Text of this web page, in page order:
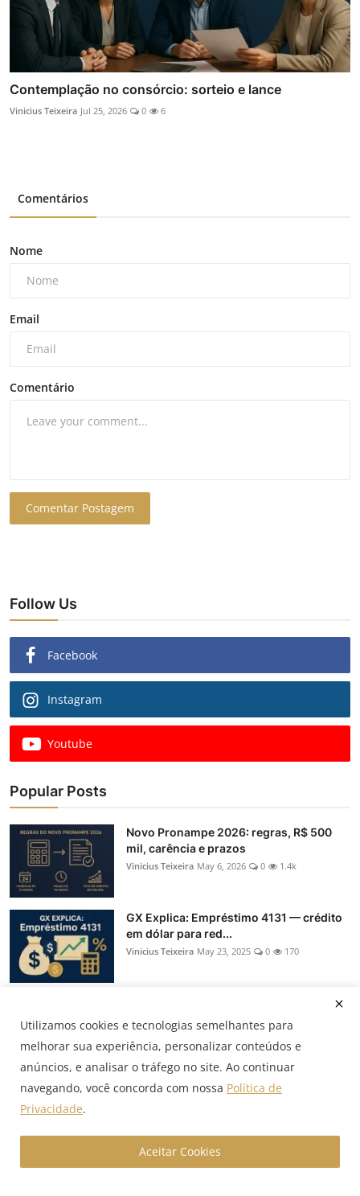
Contemplação no consórcio: sorteio e lance
Vinicius Teixeira Jul 25, 2026 0 6
Comentários
Nome
Email
Comentário
Comentar Postagem
Follow Us
Facebook
Instagram
Youtube
Popular Posts
Novo Pronampe 2026: regras, R$ 500
mil, carência e prazos
Vinicius Teixeira May 6, 2026 0 1.4k
GX Explica: Empréstimo 4131 — crédito
em dólar para red...
Vinicius Teixeira May 23, 2025 0 170
Hedge: NDF, termo, swap e opções — o
que muda na prática
GX Explica: Crédito BNDES — linhas,
Utilizamos cookies e tecnologias semelhantes para
melhorar sua experiência, personalizar conteúdos e
anúncios, e analisar o tráfego no site. Ao continuar
navegando, você concorda com nossa Política de
Privacidade.
Aceitar Cookies